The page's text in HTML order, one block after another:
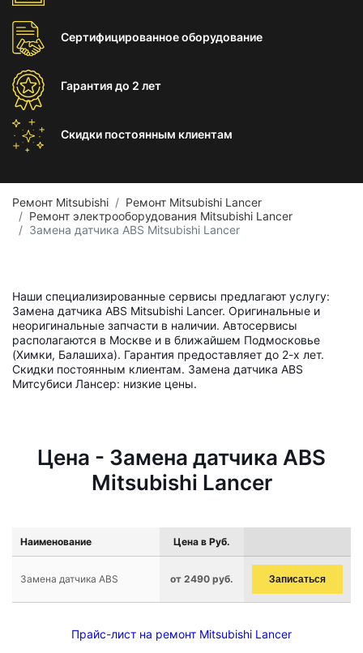
Сертифицированноеоборудование
Гарантиядо 2 лет
Скидки постоянным клиентам
Ремонт Mitsubishi
Ремонт Mitsubishi Lancer
Ремонт электрооборудования Mitsubishi Lancer
Замена датчика ABS Mitsubishi Lancer
Наши специализированные сервисы предлагают услугу:
Замена датчика ABS Mitsubishi Lancer. Оригинальные и
неоригинальные запчасти в наличии. Автосервисы
располагаются в Москве и в ближайшем Подмосковье
(Химки, Балашиха). Гарантия предоставляет до 2-х лет.
Скидки постоянным клиентам. Замена датчика ABS
Митсубиси Лансер: низкие цены.
Цена - Замена датчика ABS
Mitsubishi Lancer
Наименование Цена в Руб.
Замена датчика ABS от 2490 руб. Записаться
Прайс-лист на ремонт Mitsubishi Lancer